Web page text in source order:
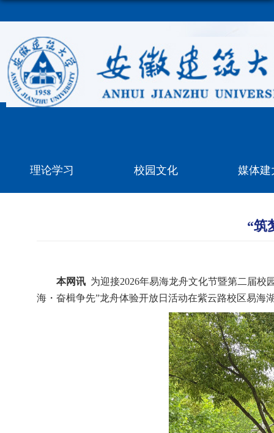
理论学习 校园文化 媒体建
“筑
本网讯 为迎接2026年易海龙舟文化节暨第二届
海・奋楫争先”龙舟体验开放日活动在紫云路校区易海